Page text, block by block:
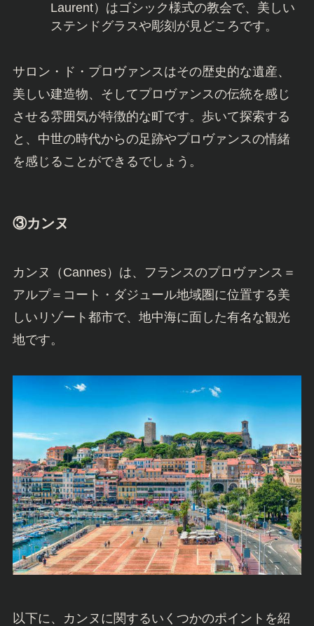
Laurent）はゴシック様式の教会で、美しい
ステンドグラスや彫刻が見どころです。
サロン・ド・プロヴァンスはその歴史的な遺産、
美しい建造物、そしてプロヴァンスの伝統を感じ
させる雰囲気が特徴的な町です。歩いて探索する
と、中世の時代からの足跡やプロヴァンスの情緒
を感じることができるでしょう。
③カンヌ
カンヌ（Cannes）は、フランスのプロヴァンス＝
アルプ＝コート・ダジュール地域圏に位置する美
しいリゾート都市で、地中海に面した有名な観光
地です。
以下に、カンヌに関するいくつかのポイントを紹